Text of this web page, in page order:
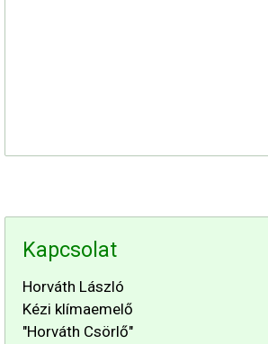
Kapcsolat
Horváth László
Kézi klímaemelő
"Horváth Csörlő"